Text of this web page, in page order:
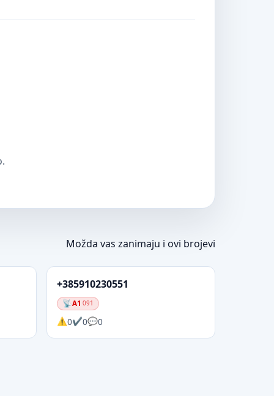
Možda vas zanimaju i ovi brojevi
+385910230551
A1 091
0 0 0